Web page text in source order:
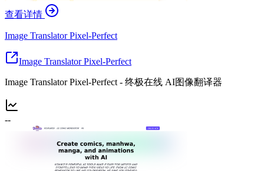
查看详情
Image Translator Pixel-Perfect
Image Translator Pixel-Perfect
Image Translator Pixel-Perfect - 终极在线 AI图像翻译器
--